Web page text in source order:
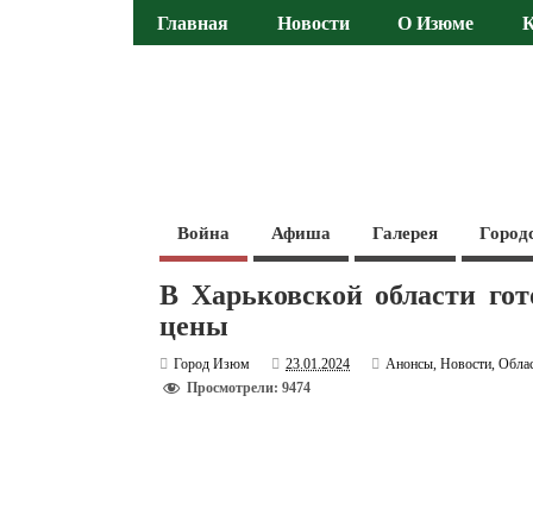
Главная Новости О Изюме
Война Афиша Галерея
В Харьковской области
цены
Город Изюм 23.01.2024 Анонсы,Новости,
Просмотрели: 9474